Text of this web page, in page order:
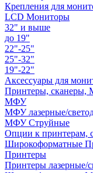
Крепления для
LCD Мониторы
32" и выше
до 19"
22"-25"
25"-32"
19"-22"
Аксессуары для
Принтеры,
МФУ
МФУ лазерные/
МФУ Струйные
Опции к принтерам,
Широкоформатные
Принтеры
Принтеры лазерные/